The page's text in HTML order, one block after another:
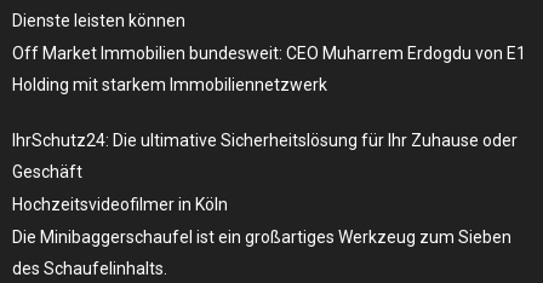
Dienste leisten können
Off Market Immobilien bundesweit: CEO Muharrem Erdogdu von E1
Holding mit starkem Immobiliennetzwerk
IhrSchutz24: Die ultimative Sicherheitslösung für Ihr Zuhause oder
Geschäft
Hochzeitsvideofilmer in Köln
Die Minibaggerschaufel ist ein großartiges Werkzeug zum Sieben
des Schaufelinhalts.